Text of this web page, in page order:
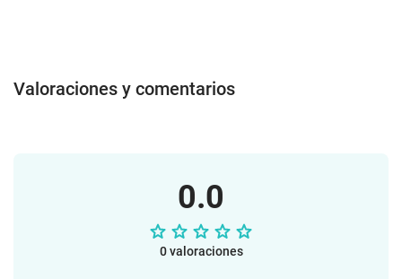
Valoraciones y comentarios
0.0
0 valoraciones